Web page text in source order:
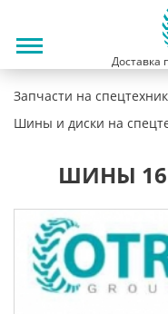
Доставка
Запчасти на
Шины и диски на
ШИНЫ